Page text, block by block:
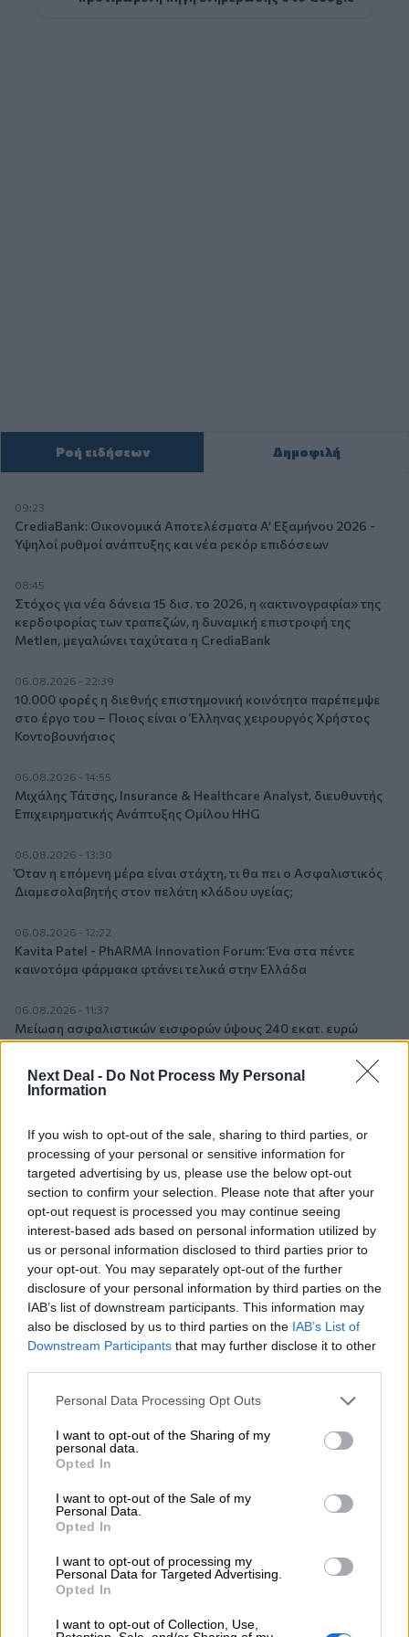
Next Deal - Do Not Process My Personal
Information
If you wish to opt-out of the sale, sharing to third parties, or
processing of your personal or sensitive information for
targeted advertising by us, please use the below opt-out
section to confirm your selection. Please note that after your
opt-out request is processed you may continue seeing
interest-based ads based on personal information utilized by
us or personal information disclosed to third parties prior to
your opt-out. You may separately opt-out of the further
disclosure of your personal information by third parties on the
IAB’s list of downstream participants. This information may
also be disclosed by us to third parties on the IAB’s List of
Downstream Participants that may further disclose it to other
Personal Data Processing Opt Outs
I want to opt-out of the Sharing of my
personal data.
Opted In
I want to opt-out of the Sale of my
Personal Data.
Opted In
I want to opt-out of processing my
Personal Data for Targeted Advertising.
Opted In
I want to opt-out of Collection, Use,
Ροή ειδήσεων Δημοφιλή
09:23
CrediaBank: Οικονομικά Αποτελέσματα A’ Εξαμήνου 2026 -
Υψηλοί ρυθμοί ανάπτυξης και νέα ρεκόρ επιδόσεων
08:45
Στόχος για νέα δάνεια 15 δισ. το 2026, η «ακτινογραφία» της
κερδοφορίας των τραπεζών, η δυναμική επιστροφή της
Metlen, μεγαλώνει ταχύτατα η CrediaBank
06.08.2026 - 22:39
10.000 φορές η διεθνής επιστημονική κοινότητα παρέπεμψε
στο έργο του – Ποιος είναι ο Έλληνας χειρουργός Χρήστος
Κοντοβουνήσιος
06.08.2026 - 14:55
Μιχάλης Τάτσης, Insurance & Healthcare Analyst, διευθυντής
Επιχειρηματικής Ανάπτυξης Ομίλου HHG
06.08.2026 - 13:30
Όταν η επόμενη μέρα είναι στάχτη, τι θα πει ο Ασφαλιστικός
Διαμεσολαβητής στον πελάτη κλάδου υγείας;
06.08.2026 - 12:22
Kavita Patel - PhARMA Innovation Forum: Ένα στα πέντε
καινοτόμα φάρμακα φτάνει τελικά στην Ελλάδα
06.08.2026 - 11:37
Μείωση ασφαλιστικών εισφορών ύψους 240 εκατ. ευρώ
ζητούν οι έμποροι από την Κυβέρνηση
06.08.2026 - 10:45
06.08.2026 - 09:15
Στέλιος Λιανός – INTERAMERICAN / Αθηναϊκή Γενική Κλινική
06.08.2026 - 08:40
Η γαλλική «ψήφος» στο «καλώδιο» και τα συμφέροντα, οι
ελληνικές τράπεζες «πρωταθλήτριες» στα δάνεια, νέο deal
Βαρδινογιάννη- Εξάρχου και ο διπλασιασμός των κερδών της
ΔΕΗ
05.08.2026 - 13:37
Randy Schekman, Νομπελίστας Ιατρικής: «Σε πέντε χρόνια
μπορεί να έχουμε θεραπεία που αναστέλλει την εξέλιξη του
Πάρκινσον»
05.08.2026 - 12:33
Ε.Ε και παράνομη μετανάστευση: προτάσεις και δράσεις με
παρονομαστή το κοινό συμφέρον
05.08.2026 - 12:11
Αντώνης Βουκλαρής - «ΕΡΡΙΚΟΣ ΝΤΥΝΑΝ»
05.08.2026 - 11:30
Η νέα εποχή στην εκπαίδευση των ασφαλιστικών